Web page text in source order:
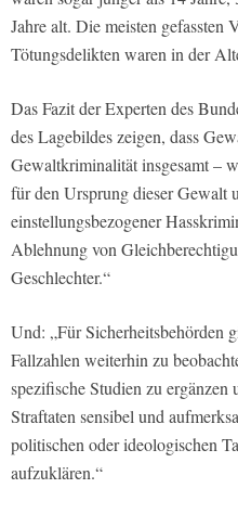
Jahre alt. Die meisten gefassten
Tötungsdelikten waren in der
Das Fazit der Experten des
des Lagebildes zeigen, dass
Gewaltkriminalität insgesamt –
für den Ursprung dieser Gewalt
einstellungsbezogener
Ablehnung von
Geschlechter.“
Und: „Für Sicherheitsbehörden
Fallzahlen weiterhin zu
spezifische Studien zu
Straftaten sensibel und
politischen oder ideologischen
aufzuklären.“